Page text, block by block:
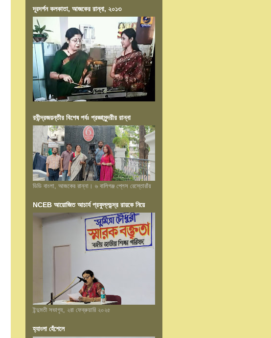
দূরদর্শন কলকাতা, আজকের রান্না, ২০১৩
রবীন্দ্রজয়ন্তীর বিশেষ পর্বঃ প্রজ্ঞাসুন্দরীর রান্না
ডিডি বাংলা, আজকের রান্না। ৬ বালিগঞ্জ প্লেস রেস্তোরাঁয়
NCEB আয়োজিত আচার্য প্রফুল্লচন্দ্র রায়কে নিয়ে
ইন্দুমতী সভাগৃহ, ২রা ফেব্রুয়ারি ২০২৫
হ্যাংলা হেঁশেলে